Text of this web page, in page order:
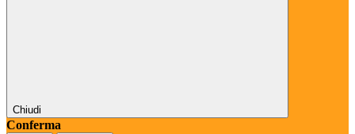
Chiudi
Conferma